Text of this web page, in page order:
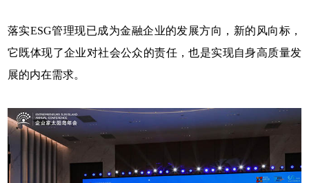
落实ESG管理现已成为金融企业的发展方向，新的风向标，
它既体现了企业对社会公众的责任，也是实现自身高质量发
展的内在需求。